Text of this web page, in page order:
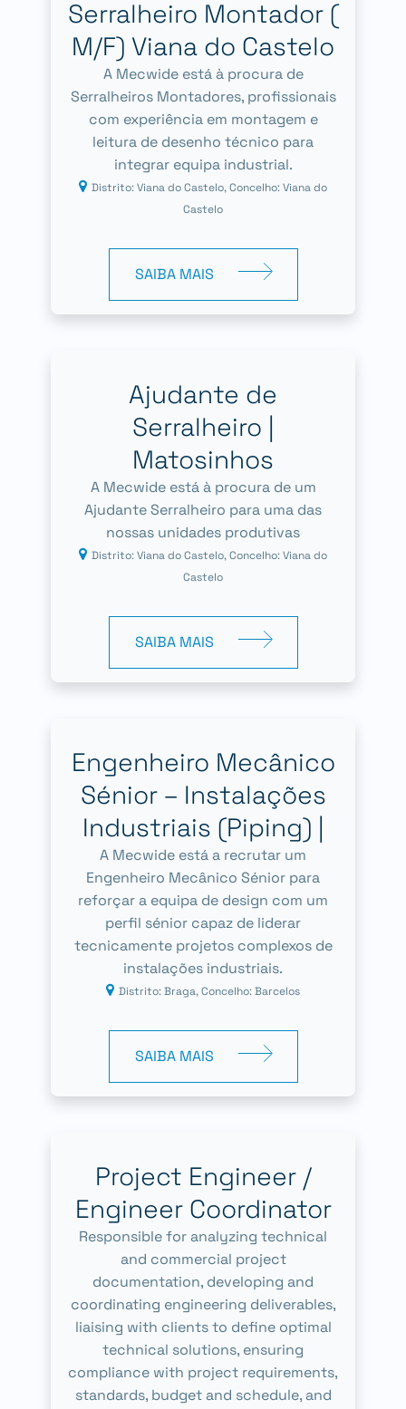
Serralheiro Montador (
M/F) Viana do Castelo
A Mecwide está à procura de
Serralheiros Montadores, profissionais
com experiência em montagem e
leitura de desenho técnico para
integrar equipa industrial.
Distrito: Viana do Castelo, Concelho: Viana do
Castelo
SAIBA MAIS
Ajudante de
Serralheiro |
Matosinhos
A Mecwide está à procura de um
Ajudante Serralheiro para uma das
nossas unidades produtivas
Distrito: Viana do Castelo, Concelho: Viana do
Castelo
SAIBA MAIS
Engenheiro Mecânico
Sénior – Instalações
Industriais (Piping) |
A Mecwide está a recrutar um
Engenheiro Mecânico Sénior para
reforçar a equipa de design com um
perfil sénior capaz de liderar
tecnicamente projetos complexos de
instalações industriais.
Distrito: Braga, Concelho: Barcelos
SAIBA MAIS
Project Engineer /
Engineer Coordinator
Responsible for analyzing technical
and commercial project
documentation, developing and
coordinating engineering deliverables,
liaising with clients to define optimal
technical solutions, ensuring
compliance with project requirements,
standards, budget and schedule, and